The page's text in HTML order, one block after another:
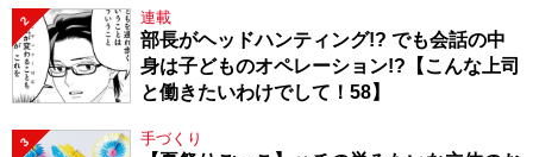
2 連載
部長がヘッドハンティング!? でも会話の中
身は子どものオペレーション!?【こんな上司
と働きたいわけでして！58】
3 手づくり